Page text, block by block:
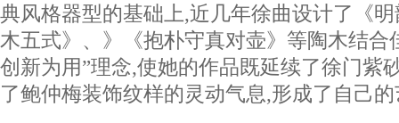
典风格器型的基础上,近几年徐曲设计了《
木五式》、》《抱朴守真对壶》等陶木结合
创新为用”理念,使她的作品既延续了徐门紫
了鲍仲梅装饰纹样的灵动气息,形成了自己